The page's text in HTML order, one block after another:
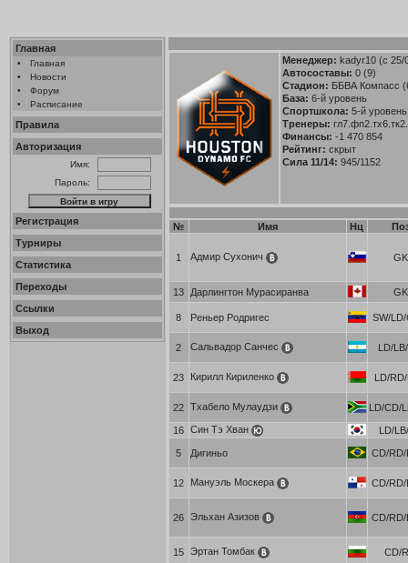
Главная
•
Главная
•
Новости
•
Форум
•
Расписание
Правила
Авторизация
Имя:
Пароль:
Регистрация
Турниры
Статистика
Переходы
Ссылки
Выход
Менеджер: kadyr10 (с 25/
Автосоставы: 0 (9)
Стадион: ББВА Компасс
База: 6-й уровень
Спортшкола: 5-й уровень
Тренеры:
Финансы: -1 470 854
Рейтинг: скрыт
Сила 11/14: 945/1152
№ Имя Нц
1 Адмир Сухонич GK
13 Дарлингтон Мурасиранва GK
8 Реньер Родригес SW/
2 Сальвадор Санчес LD/
23 Кирилл Кириленко LD/
22 Тхабело Мулаудзи LD/CD/
16 Син Тэ Хван LD/
5 Дигиньо CD/RD/
12 Мануэль Москера CD/RD/
26 Эльхан Азизов CD/RD/
15 Эртан Томбак CD/